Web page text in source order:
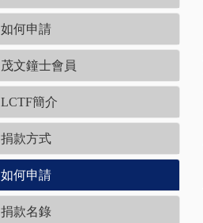
如何申請
茂文鐘士會員
LCTF簡介
捐款方式
如何申請
捐款名錄